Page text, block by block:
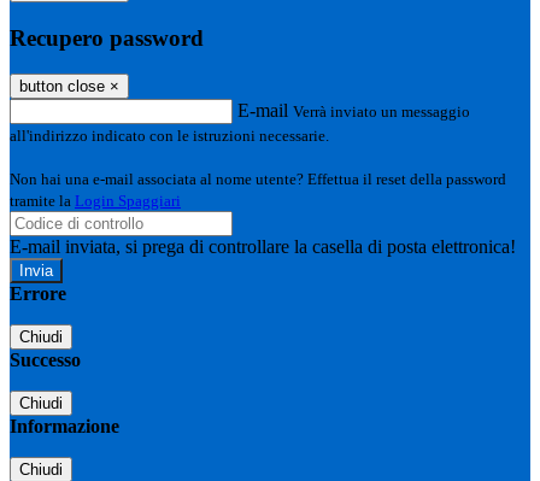
Recupero password
button close ×
E-mail Verrà inviato un messaggio
all'indirizzo indicato con le istruzioni necessarie.
Non hai una e-mail associata al nome utente? Effettua il reset della password
tramite la Login Spaggiari
E-mail inviata, si prega di controllare la casella di posta elettronica!
Errore
Chiudi
Successo
Chiudi
Informazione
Chiudi